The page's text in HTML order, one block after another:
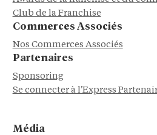
Club de la Franchise
Commerces Associés
Nos Commerces Associés
Partenaires
Sponsoring
Se connecter à l'Express
Média